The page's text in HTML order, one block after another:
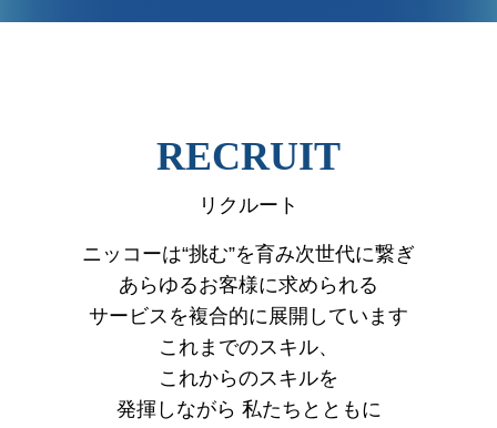
RECRUIT
リクルート
ニッコーは“挑む”を育み次世代に繋ぎ
あらゆるお客様に求められる
サービスを複合的に展開しています
これまでのスキル、
これからのスキルを
発揮しながら 私たちとともに